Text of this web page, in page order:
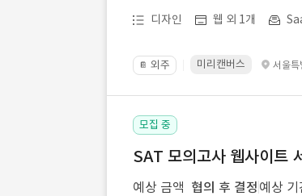
디자인 웹 외 1개
📔 외주 미리캔버스 서울특
모집 중
SAT 모의고사 웹사이트
예상 금액 협의 후 결정 예상 기